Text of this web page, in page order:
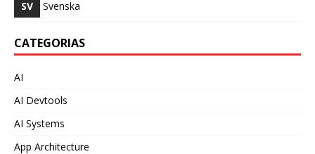
SV Svenska
CATEGORIAS
AI
AI Devtools
AI Systems
App Architecture